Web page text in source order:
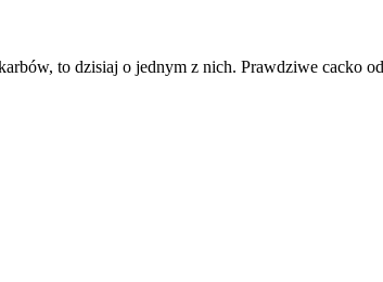
to dzisiaj o jednym z nich. Prawdziwe cacko